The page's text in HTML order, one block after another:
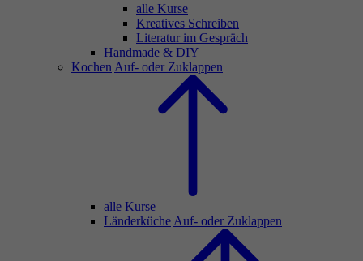
alle Kurse
Kreatives Schreiben
Literatur im Gespräch
Handmade & DIY
Kochen Auf- oder Zuklappen
alle Kurse
Länderküche Auf- oder Zuklappen